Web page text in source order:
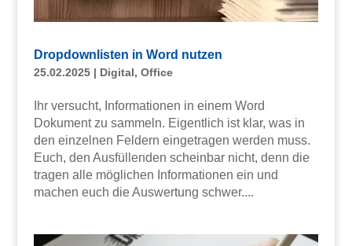
Dropdownlisten in Word nutzen
25.02.2025| Digital, Office
Ihr versucht, Informationen in einem Word
Dokument zu sammeln. Eigentlich ist klar, was in
den einzelnen Feldern eingetragen werden muss.
Euch, den Ausfüllenden scheinbar nicht, denn die
tragen alle möglichen Informationen ein und
machen euch die Auswertung schwer....